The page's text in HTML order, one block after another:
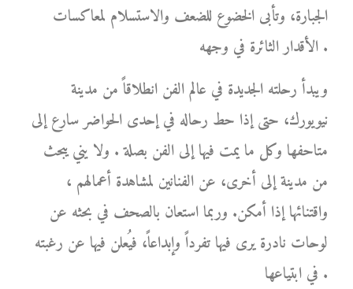
الجبارة، وتأبى الخضوع للضعف والاستسلام لمعاكسات
الأقدار الثائرة في وجهه .
ويبدأ رحلته الجديدة في عالم الفن انطلاقاً من مدينة
نيويورك، حتى إذا حط رحاله في إحدى الحواضر سارع إلى
متاحفها وكل ما يمت فيها إلى الفن بصلة . ولا يني يبحث
من مدينة إلى أخرى، عن الفنانين لمشاهدة أعمالهم ،
واقتنائها إذا أمكن. وربما استعان بالصحف في بحثه عن
لوحات نادرة يرى فيها تفرداً وإبداعاً، فيُعلن فيها عن رغبته
في ابتياعها .